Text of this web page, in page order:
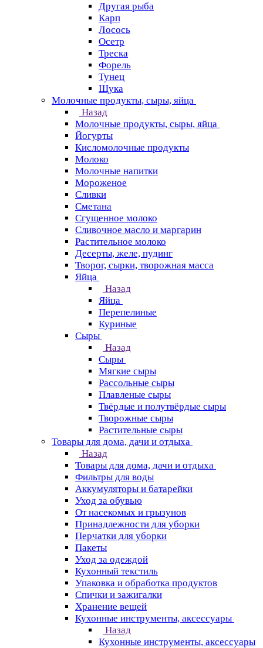
Другая рыба
Карп
Лосось
Осетр
Треска
Форель
Тунец
Щука
Молочные продукты, сыры, яйца
Назад
Молочные продукты, сыры, яйца
Йогурты
Кисломолочные продукты
Молоко
Молочные напитки
Мороженое
Сливки
Сметана
Сгущенное молоко
Сливочное масло и маргарин
Растительное молоко
Десерты, желе, пудинг
Творог, сырки, творожная масса
Яйца
Назад
Яйца
Перепелиные
Куриные
Сыры
Назад
Сыры
Мягкие сыры
Рассольные сыры
Плавленые сыры
Твёрдые и полутвёрдые сыры
Творожные сыры
Растительные сыры
Товары для дома, дачи и отдыха
Назад
Товары для дома, дачи и отдыха
Фильтры для воды
Аккумуляторы и батарейки
Уход за обувью
От насекомых и грызунов
Принадлежности для уборки
Перчатки для уборки
Пакеты
Уход за одеждой
Кухонный текстиль
Упаковка и обработка продуктов
Спички и зажигалки
Хранение вещей
Кухонные инструменты, аксессуары
Назад
Кухонные инструменты, аксессуары